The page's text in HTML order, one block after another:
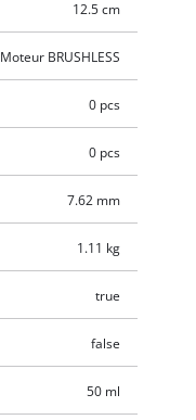
12.5 cm
Moteur BRUSHLESS
0 pcs
0 pcs
7.62 mm
1.11 kg
true
false
50 ml